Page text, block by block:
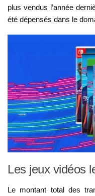
plus vendus l’année
été dépensés dans le
Les jeux vidéos
Le montant total des